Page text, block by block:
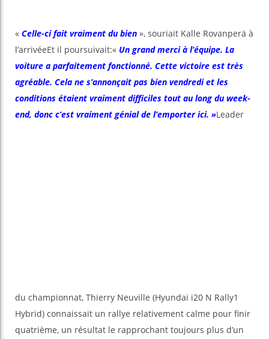
« Celle-ci fait vraiment du bien », souriait Kalle Rovanperä à
l’arrivéeEt il poursuivait:« Un grand merci à l’équipe. La
voiture a parfaitement fonctionné. Cette victoire est très
agréable. Cela ne s’annonçait pas bien vendredi et les
conditions étaient vraiment difficiles tout au long du week-
end, donc c’est vraiment génial de l’emporter ici. »Leader
du championnat, Thierry Neuville (Hyundai i20 N Rally1
Hybrid) connaissait un rallye relativement calme pour finir
quatrième, un résultat le rapprochant toujours plus d’un